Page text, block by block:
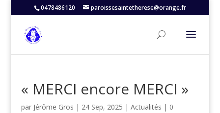
0478486120 paroissesaintetherese@orange.fr
« MERCI encore MERCI »
par Jérôme Gros | 24 Sep, 2025 | Actualités | 0